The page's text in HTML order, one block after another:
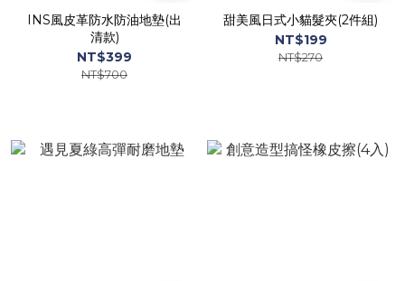
INS風皮革防水防油地墊(出
清款)
NT$399
NT$700
甜美風日式小貓髮夾(2件組)
NT$199
NT$270